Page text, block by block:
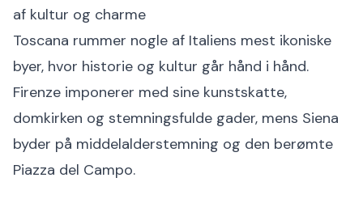
af kultur og charme
Toscana rummer nogle af Italiens mest ikoniske
byer, hvor historie og kultur går hånd i hånd.
Firenze imponerer med sine kunstskatte,
domkirken og stemningsfulde gader, mens Siena
byder på middelalderstemning og den berømte
Piazza del Campo.